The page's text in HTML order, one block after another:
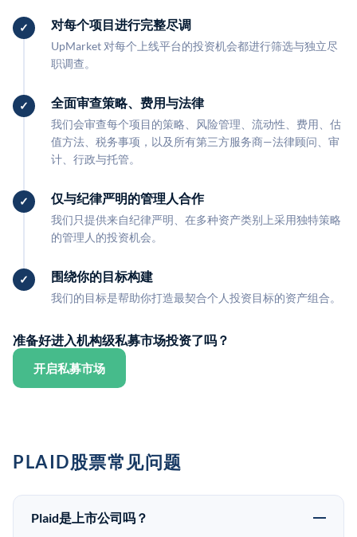
对每个项目进行完整尽调
UpMarket 对每个上线平台的投资机会都进行筛选与独立尽
职调查。
全面审查策略、费用与法律
我们会审查每个项目的策略、风险管理、流动性、费用、估
值方法、税务事项，以及所有第三方服务商—法律顾问、审
计、行政与托管。
仅与纪律严明的管理人合作
我们只提供来自纪律严明、在多种资产类别上采用独特策略
的管理人的投资机会。
围绕你的目标构建
我们的目标是帮助你打造最契合个人投资目标的资产组合。
准备好进入机构级私募市场投资了吗？
开启私募市场
PLAID股票常见问题
Plaid是上市公司吗？